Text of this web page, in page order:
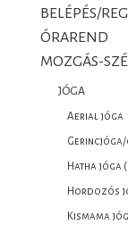
BELÉPÉS/
ÓRAREND
MOZGÁS-
JÓGA
Aerial jóga
Hatha jóga
Hordozós
Kismama